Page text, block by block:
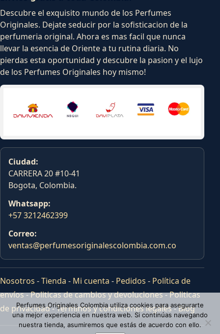
Descubre el exquisito mundo de los Perfumes
Originales. Dejate seducir por la sofisticacion de la
perfumeria original. Ahora es mas facil que nunca
llevar la esencia de Oriente a tu rutina diaria. No
pierdas esta oportunidad y descubre la pasion y el lujo
de los Perfumes Originales hoy mismo!
Ciudad:
CARRERA 20 #10-41
Bogota, Colombia.
Whatsapp:
+57 3212462399
Correo:
ventas@perfumesoriginalescolombia.com.co
Nosotros -Tienda - Mi cuenta - Pedidos - Política de
envíos-Politicas de cambios y devoluciones-Politicas
de privacidad-Terminos y condiciones legales-Blog
Perfumes Originales Colombia utiliza cookies para asegurarte
una mejor experiencia en nuestra web. Si continúas navegando
nuestra tienda, asumiremos que estás de acuerdo con ello.